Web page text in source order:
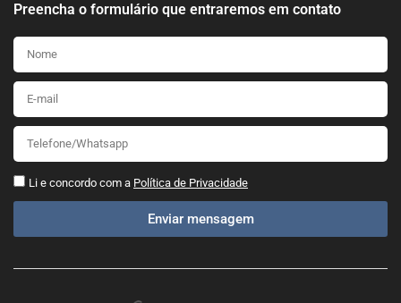
Preencha o formulário que entraremos em contato
Li e concordo com a Política de Privacidade
Enviar mensagem